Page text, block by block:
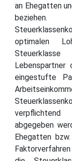
an Ehegatten
optimalen
eingestufte
verpflichtend
abgegeben
Ehegatten